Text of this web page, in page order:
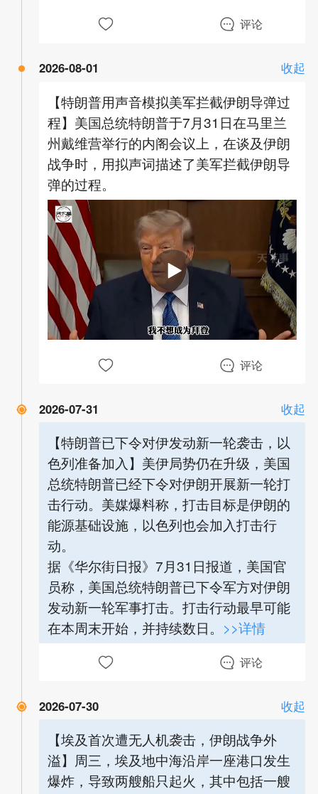
评论
2026-08-01 收起
【特朗普用声音模拟美军拦截伊朗导弹过
程】美国总统特朗普于7月31日在马里兰
州戴维营举行的内阁会议上，在谈及伊朗
战争时，用拟声词描述了美军拦截伊朗导
弹的过程。
00:00 00:23
评论
2026-07-31 收起
【特朗普已下令对伊发动新一轮袭击，以
色列准备加入】美伊局势仍在升级，美国
总统特朗普已经下令对伊朗开展新一轮打
击行动。美媒爆料称，打击目标是伊朗的
能源基础设施，以色列也会加入打击行
动。
据《华尔街日报》7月31日报道，美国官
员称，美国总统特朗普已下令军方对伊朗
发动新一轮军事打击。打击行动最早可能
在本周末开始，并持续数日。 >>详情
评论
2026-07-30 收起
【埃及首次遭无人机袭击，伊朗战争外
溢】周三，埃及地中海沿岸一座港口发生
爆炸，导致两艘船只起火，其中包括一艘